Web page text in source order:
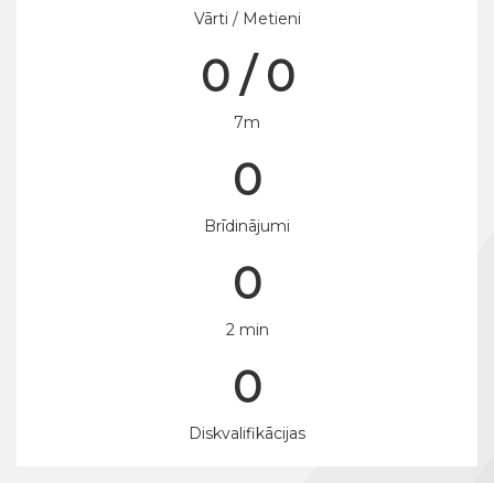
Vārti / Metieni
0 / 0
7m
0
Brīdinājumi
0
2 min
0
Diskvalifikācijas